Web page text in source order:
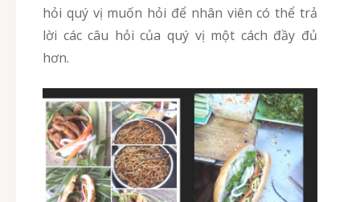
hỏi quý vị muốn hỏi để nhân viên có thể trả
lời các câu hỏi của quý vị một cách đầy đủ
hơn.